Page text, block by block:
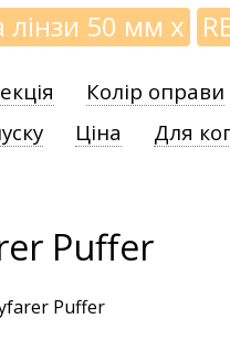
50 мм x
Колір оправи
Ціна Для
Puffer